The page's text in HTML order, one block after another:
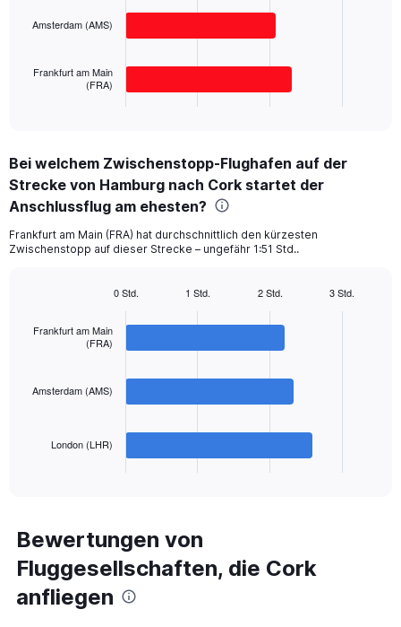
The
has
Range:
3
categories.
chart
has
values.
to
Amsterdam (AMS)
Frankfurt am Main
(FRA)
Bei welchem Zwischenstopp-Flughafen auf der
Strecke von Hamburg nach Cork startet der
Anschlussflug am ehesten?
Frankfurt am Main (FRA) hat durchschnittlich den kürzesten
Zwischenstopp auf dieser Strecke – ungefähr 1:51 Std..
with
The
Range:
3
categories.
The
chart
Frankfurt am Main
(FRA)
Amsterdam (AMS)
London (LHR)
0 Std. 1 Std. 2 Std. 3 Std.
Bewertungen von
Fluggesellschaften, die Cork
anfliegen